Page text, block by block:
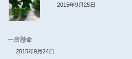
2015年9月25日
一所懸命
2015年9月24日